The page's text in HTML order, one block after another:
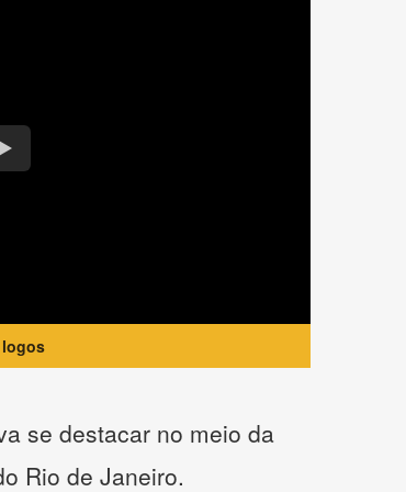
logos
se destacar no meio da
Rio de Janeiro.